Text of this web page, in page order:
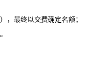
，最终以交费确定名额；